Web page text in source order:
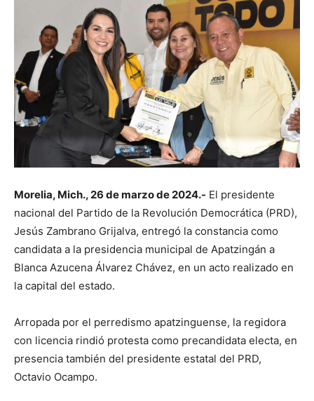
Morelia, Mich., 26 de marzo de 2024.- El presidente
nacional del Partido de la Revolución Democrática (PRD),
Jesús Zambrano Grijalva, entregó la constancia como
candidata a la presidencia municipal de Apatzingán a
Blanca Azucena Álvarez Chávez, en un acto realizado en
la capital del estado.
Arropada por el perredismo apatzinguense, la regidora
con licencia rindió protesta como precandidata electa, en
presencia también del presidente estatal del PRD,
Octavio Ocampo.